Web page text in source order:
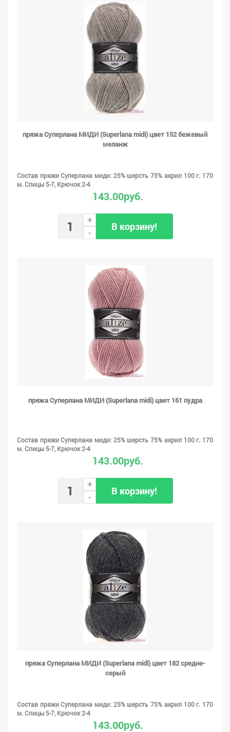
пряжа Суперлана МИДИ (Superlana midi) цвет 152 бежевый
меланж
Состав пряжи Суперлана миди: 25% шерсть 75% акрил 100 г. 170
м. Спицы 5-7, Крючок 2-4
143.00руб.
+
-
В корзину!
пряжа Суперлана МИДИ (Superlana midi) цвет 161 пудра
Состав пряжи Суперлана миди: 25% шерсть 75% акрил 100 г. 170
м. Спицы 5-7, Крючок 2-4
143.00руб.
+
-
В корзину!
пряжа Суперлана МИДИ (Superlana midi) цвет 182 средне-
серый
Состав пряжи Суперлана миди: 25% шерсть 75% акрил 100 г. 170
м. Спицы 5-7, Крючок 2-4
143.00руб.